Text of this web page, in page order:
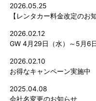
2026.05.25
【レンタカー料金改定のお
2026.02.12
GW 4月29日（水）～5月6
2026.02.10
お得なキャンペーン実施中
2025.04.08
会社名変更のお知らせ